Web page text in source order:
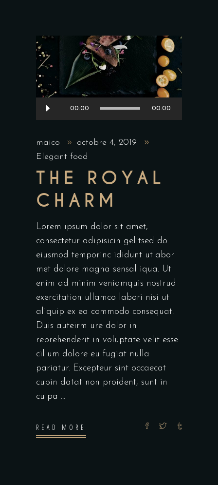
Lecteur
audio
00:00 00:00
maico
octobre 4, 2019
Elegant food
THE ROYAL
CHARM
Lorem ipsum dolor sit amet,
consectetur adipisicin gelitsed do
eiusmod temporinc ididunt utlabor
met dolore magna sensal iqua. Ut
enim ad minim veniamquis nostrud
exercitation ullamco labori nisi ut
aliquip ex ea commodo consequat.
Duis auteirm ure dolor in
reprehenderit in voluptate velit esse
cillum dolore eu fugiat nulla
pariatur. Excepteur sint occaecat
cupin datat non proident, sunt in
culpa
READ MORE